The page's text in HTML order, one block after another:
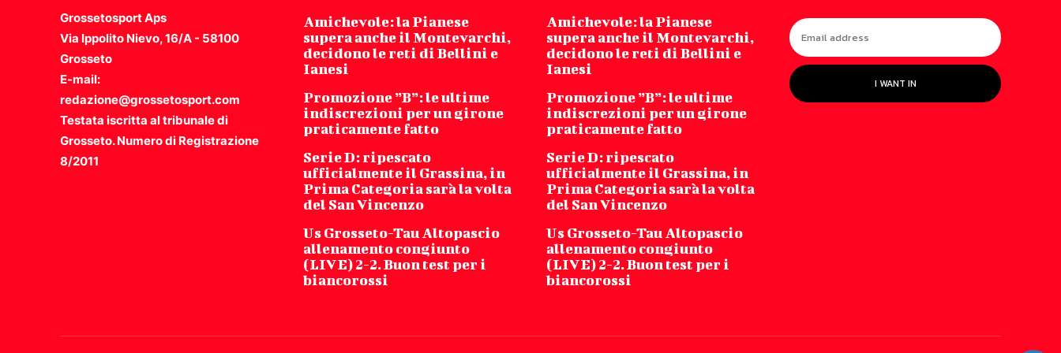
Grossetosport Aps
Via Ippolito Nievo, 16/A - 58100
Grosseto
E-mail:
redazione@grossetosport.com
Testata iscritta al tribunale di
Grosseto. Numero di Registrazione
8/2011
Amichevole: la Pianese
supera anche il Montevarchi,
decidono le reti di Bellini e
Ianesi
Promozione ”B”: le ultime
indiscrezioni per un girone
praticamente fatto
Serie D: ripescato
ufficialmente il Grassina, in
Prima Categoria sarà la volta
del San Vincenzo
Us Grosseto-Tau Altopascio
allenamento congiunto
(LIVE) 2-2. Buon test per i
biancorossi
Amichevole: la Pianese
supera anche il Montevarchi,
decidono le reti di Bellini e
Ianesi
Promozione ”B”: le ultime
indiscrezioni per un girone
praticamente fatto
Serie D: ripescato
ufficialmente il Grassina, in
Prima Categoria sarà la volta
del San Vincenzo
Us Grosseto-Tau Altopascio
allenamento congiunto
(LIVE) 2-2. Buon test per i
biancorossi
I WANT IN